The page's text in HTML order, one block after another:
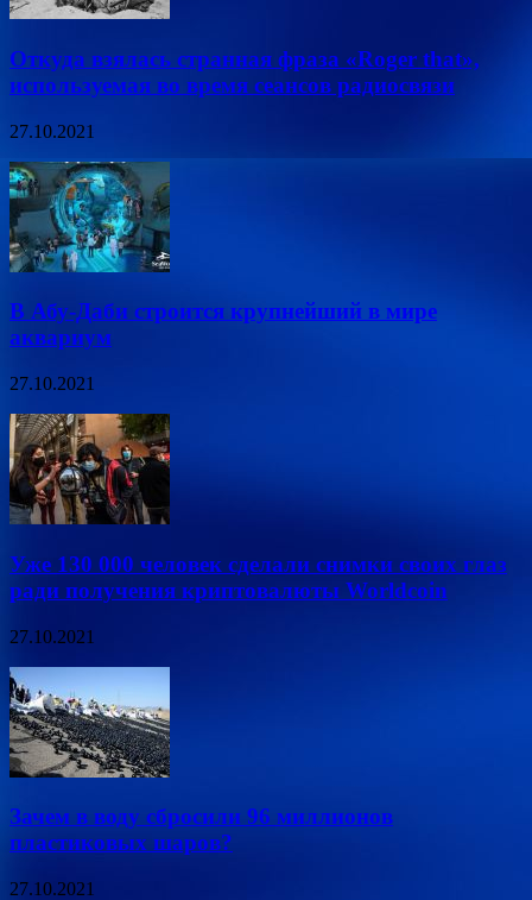
Откуда взялась странная фраза «Roger that»,
используемая во время сеансов радиосвязи
27.10.2021
В Абу-Даби строится крупнейший в мире
аквариум
27.10.2021
Уже 130 000 человек сделали снимки своих глаз
ради получения криптовалюты Worldcoin
27.10.2021
Зачем в воду сбросили 96 миллионов
пластиковых шаров?
27.10.2021